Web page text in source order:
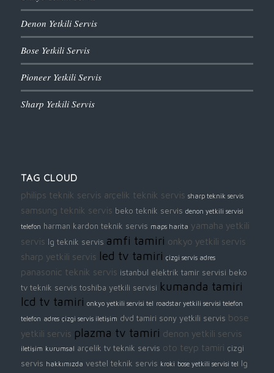
Denon Yetkili Servis
Bose Yetkili Servis
Pioneer Yetkili Servis
Sharp Yetkili Servis
TAG CLOUD
philips teknik servis arçelik teknik servis sharp teknik servis
samsung teknik servis beko teknik servis denon yetkili servisi
telefon harman kardon teknik servis maps harita yamaha yetkili
servis lg teknik servis amfi tamiri onkyo yetkili servis
sharp yetkili servis led tv tamiri çizgi servis adres
panasonic teknik servis istanbul elektrik tamir servisi beko
tv teknik servis toshiba yetkili servisi kumanda tamiri
lcd tv tamiri onkyo yetkili servisi tel roadstar yetkili servisi telefon
telefon adres çizgi servis iletişim dvd tamiri sony yetkili servis bose
yetkili servis plazma tv tamiri denon yetkili servis
iletişim kurumsal arçelik tv teknik servis oto teyp tamiri çizgi
servis hakkımızda vestel teknik servis kroki bose yetkili servisi tel lg